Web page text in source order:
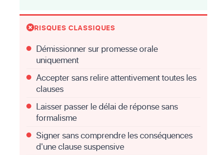
RISQUES CLASSIQUES
Démissionner sur promesse orale
uniquement
Accepter sans relire attentivement toutes les
clauses
Laisser passer le délai de réponse sans
formalisme
Signer sans comprendre les conséquences
d'une clause suspensive